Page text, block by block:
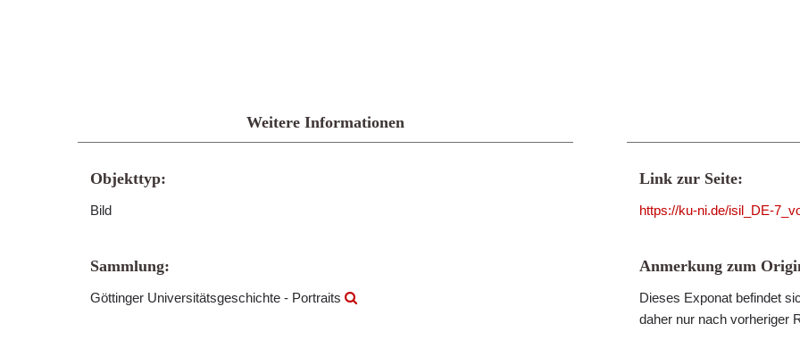
Weitere Informationen
Objekttyp:
Bild
Sammlung:
Göttinger Universitätsgeschichte - Portraits
Link zur Seite:
https://ku-ni.de/isil_DE-
Anmerkung zum
Dieses Exponat befindet
daher nur nach vorheriger